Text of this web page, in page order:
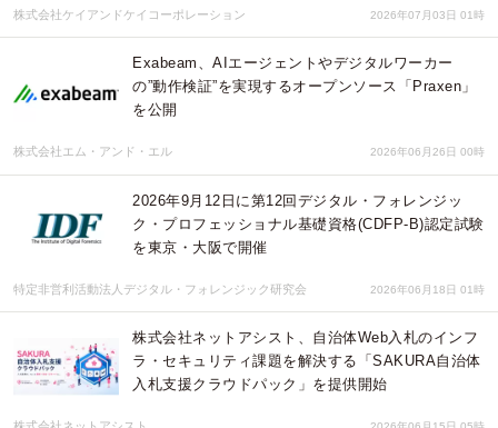
株式会社ケイアンドケイコーポレーション 2026年07月03日 01時
Exabeam、AIエージェントやデジタルワーカー
の”動作検証”を実現するオープンソース「Praxen」
を公開
株式会社エム・アンド・エル 2026年06月26日 00時
2026年9月12日に第12回デジタル・フォレンジッ
ク・プロフェッショナル基礎資格(CDFP-B)認定試験
を東京・大阪で開催
特定非営利活動法人デジタル・フォレンジック研究会 2026年06月18日 01時
株式会社ネットアシスト、自治体Web入札のインフ
ラ・セキュリティ課題を解決する「SAKURA自治体
入札支援クラウドパック」を提供開始